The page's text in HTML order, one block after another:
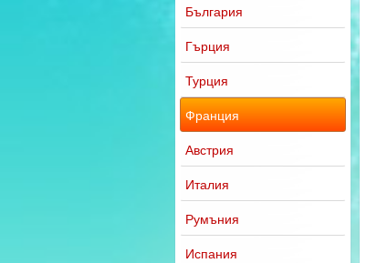
България
Гърция
Турция
Франция
Австрия
Италия
Румъния
Испания